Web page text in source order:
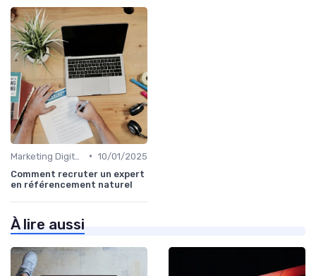
• 10/01/2025
Comment recruter un expert
en référencement naturel
À lire aussi